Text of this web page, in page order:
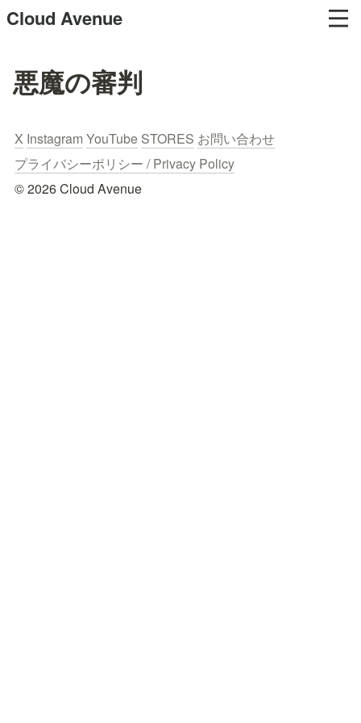
Cloud Avenue
悪魔の審判
X Instagram YouTube STORES お問い合わせ
プライバシーポリシー / Privacy Policy
© 2026 Cloud Avenue